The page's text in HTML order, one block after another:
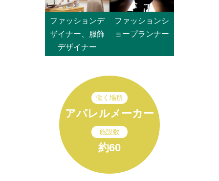
ファッションデ
ザイナー、服飾
デザイナー
ファッションシ
ョープランナー
働く場所
アパレルメーカー
施設数
約60